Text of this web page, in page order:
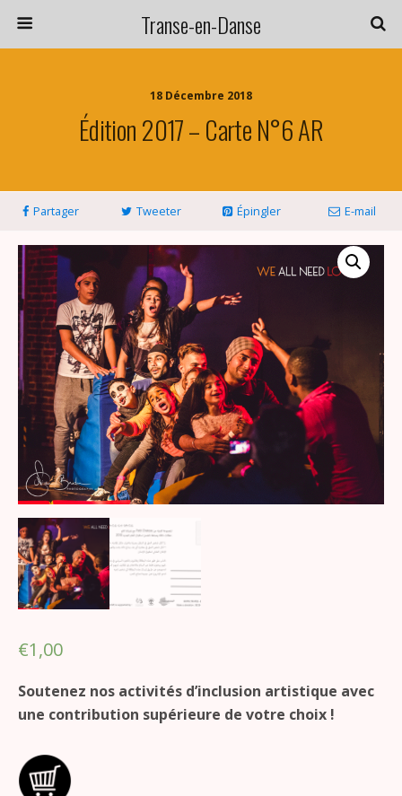
Transe-en-Danse
18 Décembre 2018
Édition 2017 – Carte N°6 AR
Partager Tweeter Épingler E-mail
€1,00
Soutenez nos activités d’inclusion artistique avec
une contribution supérieure de votre choix !